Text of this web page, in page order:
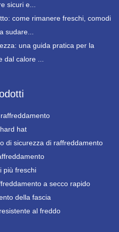
sicuri e...
come rimanere freschi, comodi
sudare...
una guida pratica per la
dal calore ...
hat
di sicurezza di raffreddamento
più freschi
a secco rapido
della fascia
al freddo